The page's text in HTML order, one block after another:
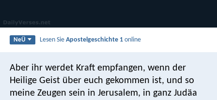
NeÜ Lesen SieApostelgeschichte 1 online
Aber ihr werdet Kraft empfangen, wenn der
Heilige Geist über euch gekommen ist, und so
meine Zeugen sein in Jerusalem, in ganz Judäa